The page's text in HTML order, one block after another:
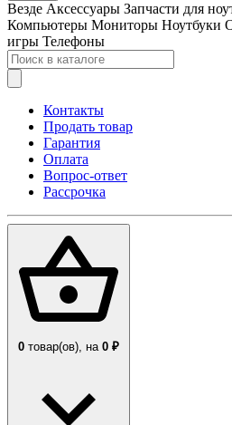
Везде Аксессуары Запчасти для
Компьютеры Мониторы Ноутбуки
игры Телефоны
Контакты
Продать товар
Гарантия
Оплата
Вопрос-ответ
Рассрочка
0 товар(ов), на 0 ₽